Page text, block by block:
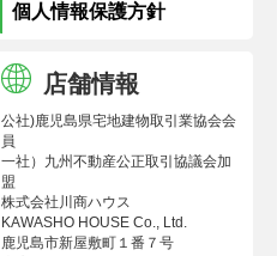
個人情報保護方針
店舗情報
公社)鹿児島県宅地建物取引業協会会
員
一社）九州不動産公正取引協議会加
盟
株式会社川商ハウス
KAWASHO HOUSE Co., Ltd.
鹿児島市新屋敷町１番７号